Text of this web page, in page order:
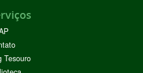
Tesouro